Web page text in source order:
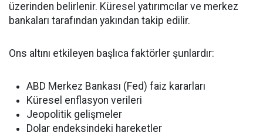
üzerinden belirlenir. Küresel yatırımcılar ve merkez
bankaları tarafından yakından takip edilir.
Ons altını etkileyen başlıca faktörler şunlardır:
ABD Merkez Bankası (Fed) faiz kararları
Küresel enflasyon verileri
Jeopolitik gelişmeler
Dolar endeksindeki hareketler